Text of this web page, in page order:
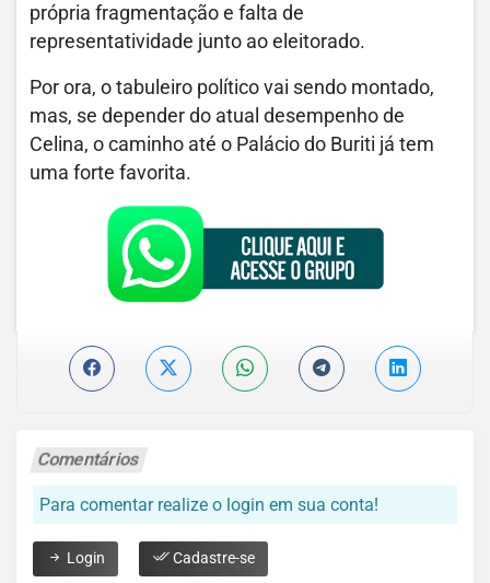
própria fragmentação e falta de
representatividade junto ao eleitorado.
Por ora, o tabuleiro político vai sendo montado,
mas, se depender do atual desempenho de
Celina, o caminho até o Palácio do Buriti já tem
uma forte favorita.
Comentários
Para comentar realize o login em sua conta!
Login Cadastre-se